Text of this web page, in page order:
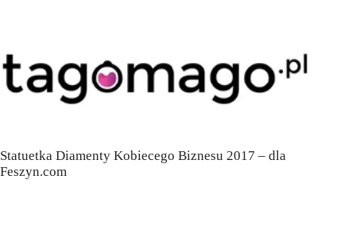
Statuetka Diamenty Kobiecego Biznesu 2017 – dla
Feszyn.com